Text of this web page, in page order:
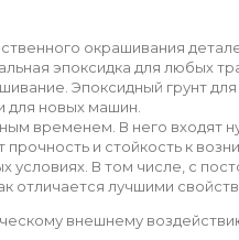
окрашивания
эпоксидка для любых
Эпоксидный грунт
для новых машин.
временем. В него входят
и стойкость к
условиях. В том числе, с
отличается лучшими
внешнему